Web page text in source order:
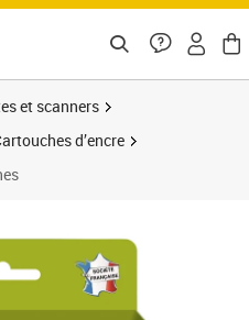
et scanners
d’encre